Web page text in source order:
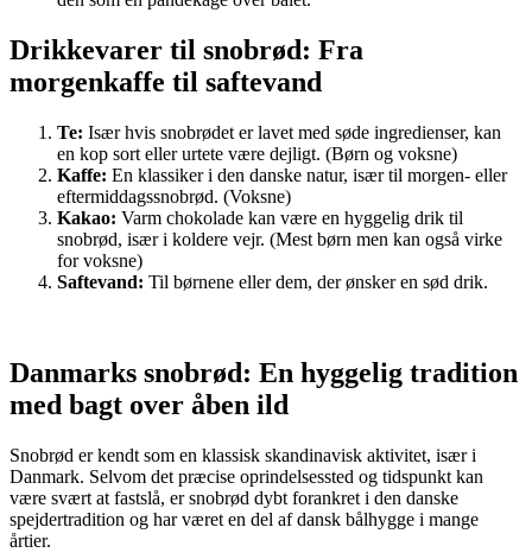
Drikkevarer til snobrød: Fra
morgenkaffe til saftevand
Te: Især hvis snobrødet er lavet med søde ingredienser, kan
en kop sort eller urtete være dejligt. (Børn og voksne)
Kaffe: En klassiker i den danske natur, især til morgen- eller
eftermiddagssnobrød. (Voksne)
Kakao: Varm chokolade kan være en hyggelig drik til
snobrød, især i koldere vejr. (Mest børn men kan også virke
for voksne)
Saftevand: Til børnene eller dem, der ønsker en sød drik.
Danmarks snobrød: En hyggelig tradition
med bagt over åben ild
Snobrød er kendt som en klassisk skandinavisk aktivitet, især i
Danmark. Selvom det præcise oprindelsessted og tidspunkt kan
være svært at fastslå, er snobrød dybt forankret i den danske
spejdertradition og har været en del af dansk bålhygge i mange
årtier.